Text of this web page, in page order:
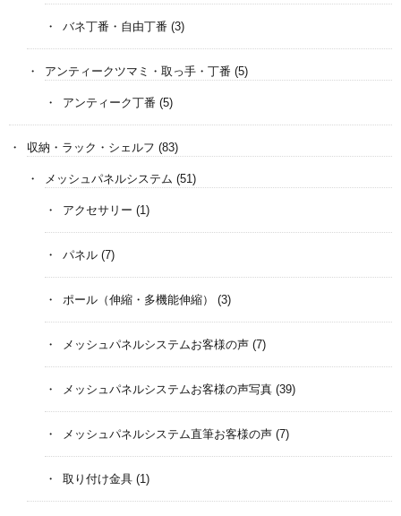
バネ丁番・自由丁番 (3)
アンティークツマミ・取っ手・丁番 (5)
アンティーク丁番 (5)
収納・ラック・シェルフ (83)
メッシュパネルシステム (51)
アクセサリー (1)
パネル (7)
ポール（伸縮・多機能伸縮） (3)
メッシュパネルシステムお客様の声 (7)
メッシュパネルシステムお客様の声写真 (39)
メッシュパネルシステム直筆お客様の声 (7)
取り付け金具 (1)